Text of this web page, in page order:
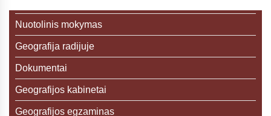
Nuotolinis mokymas
Geografija radijuje
Dokumentai
Geografijos kabinetai
Geografijos egzaminas